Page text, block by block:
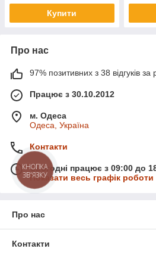
Купити
Про нас
97% позитивних з 38 відгуків за
Працює з 30.10.2012
м. Одеса
Одеса, Україна
Контакти
Сьогодні працює з 09:00 до
Показати весь графік роботи
Про нас
Контакти
КНОПКА
ЗВ'ЯЗКУ